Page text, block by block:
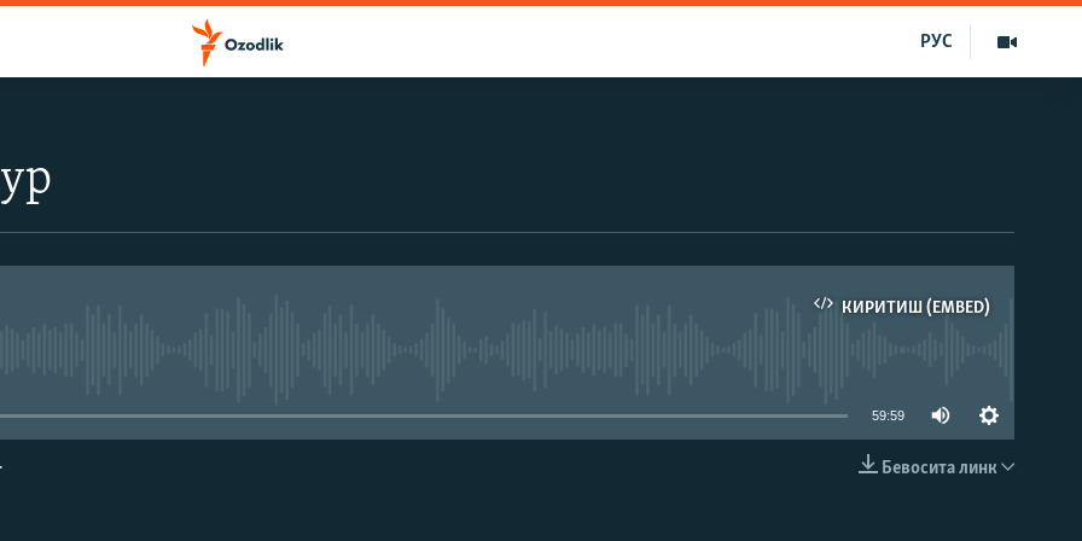
РУС
КИРИТИШ (EMBED)
59:59
Бевосита линк